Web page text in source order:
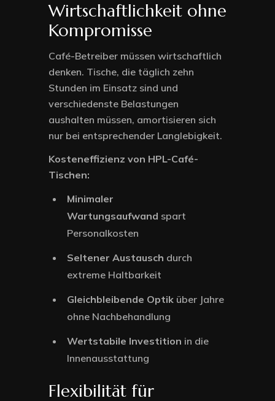
Wirtschaftlichkeit ohne
Kompromisse
Café-Betreiber müssen wirtschaftlich
denken. Tische, die täglich zehn
Stunden im Einsatz sind und
verschiedenste Belastungen
aushalten müssen, amortisieren sich
nur bei entsprechender Langlebigkeit.
Kosteneffizienz von HPL-Café-
Tischen:
Minimaler
Wartungsaufwand spart
Personalkosten
Seltener Austausch durch
extreme Haltbarkeit
Gleichbleibende Optik über Jahre
ohne Nachbehandlung
Wertstabile Investition in die
Innenausstattung
Flexibilität für